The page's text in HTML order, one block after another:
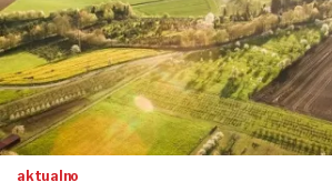
aktualno